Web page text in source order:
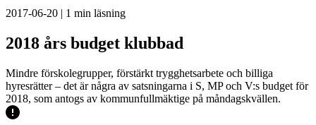
2017-06-20 | 1 min läsning
2018 års budget klubbad
Mindre förskolegrupper, förstärkt trygghetsarbete och billiga
hyresrätter – det är några av satsningarna i S, MP och V:s budget för
2018, som antogs av kommunfullmäktige på måndagskvällen.